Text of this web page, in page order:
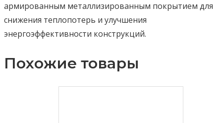
армированным металлизированным покрытием для
снижения теплопотерь и улучшения
энергоэффективности конструкций.
Похожие товары